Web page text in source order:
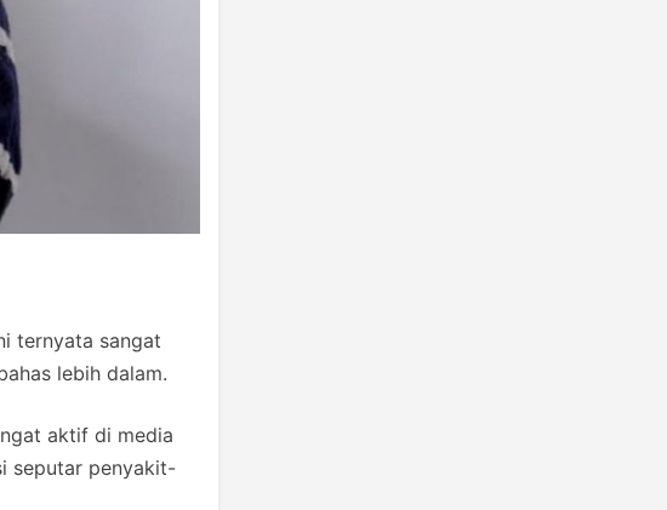
ternyata sangat
lebih dalam.
aktif di media
seputar penyakit-